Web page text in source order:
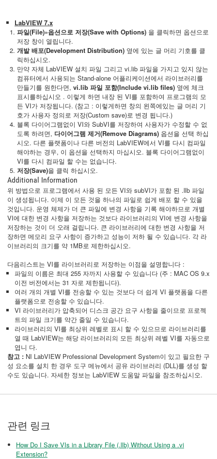
LabVIEW 7.x
파일(File)»옵션으로 저장(Save with Options) 을 클릭하면 옵션으로
저장 창이 열립니다.
개발 배포(Development Distribution) 옆에 있는 글 머리 기호를 클
릭하십시오.
만약 자체 LabVIEW 설치 파일 그리고 vi.lib 파일을 가지고 있지 않는
컴퓨터에서 사용되는 Stand-alone 어플리케이션에서 라이브러리를
만들기를 원한다면, vi.lib 파일 포함(Include vi.lib files) 옆에 체크
표시를하십시오 . 이렇게 하면 내장 된 VI를 포함하여 프로그램의 모
든 VI가 저장됩니다. (참고 : 이렇게하면 창의 왼쪽에있는 글 머리 기
호가 사용자 정의로 저장(Custom save)로 변경 됩니다.)
블록 다이어그램없이 VI와 SubVI를 저장하여 사용자가 수정할 수 없
도록 하려면, 다이어그램 제거(Remove Diagrams) 옵션을 선택 하십
시오. 다른 플랫폼이나 다른 버전의 LabVIEW에서 VI를 다시 컴파일
해야하는 경우, 이 옵션을 선택하지 마십시오. 블록 다이어그램없이
VI를 다시 컴파일 할 수는 없습니다.
저장(Save)을 클릭 하십시오.
Additional Information
위 방법으로 프로그램에서 사용 된 모든 VI와 subVI가 포함 된 .llb 파일
이 생성됩니다. 이제 이 모든 것을 하나의 파일로 쉽게 배포 할 수 있을
것입니다. 운영 체제가 더 큰 파일에 변경 사항을 기록 해야하므로 개별
VI에 대한 변경 사항을 저장하는 것보다 라이브러리의 VI에 변경 사항을
저장하는 것이 더 오래 걸립니다. 큰 라이브러리에 대한 변경 사항을 저
장하면 메모리 요구 사항이 증가하고 성능이 저하 될 수 있습니다. 각 라
이브러리의 크기를 약 1MB로 제한하십시오.
다음리스트는 VI를 라이브러리로 저장하는 이점을 설명합니다 :
파일의 이름은 최대 255 자까지 사용할 수 있습니다 (주 : MAC OS 9.x
이전 버전에서는 31 자로 제한됩니다).
여러 개의 개별 VI를 전송할 수 있는 것보다 더 쉽게 VI 플랫폼을 다른
플랫폼으로 전송할 수 있습니다.
VI 라이브러리가 압축되어 디스크 공간 요구 사항을 줄이므로 프로젝
트의 파일 크기를 약간 줄일 수 있습니다.
라이브러리의 VI를 최상위 레벨로 표시 할 수 있으므로 라이브러리를
열 때 LabVIEW는 해당 라이브러리의 모든 최상위 레벨 VI를 자동으로
엽니 다.
참고 : NI LabVIEW Professional Development System이 있고 필요한 구
성 요소를 설치 한 경우 도구 메뉴에서 공유 라이브러리 (DLL)를 생성 할
수도 있습니다. 자세한 정보는 LabVIEW 도움말 파일을 참조하십시오.
관련 링크
How Do I Save VIs in a Library File (.llb) Without Using a .vi
Extension?